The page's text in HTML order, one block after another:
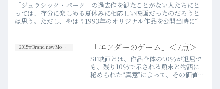
「ジュラシック・パーク」の過去作を観たことがない人たちにと
っては、存分に楽しめる夏休みに相応しい映画だったのだろうと
は思う。ただし、やはり1993年のオリジナル作品を公開当時に“驚
2015☆Brand new Movies 「エンダーのゲーム」＜7点＞
SF映画とは、作品全体の90％が退屈で
も、残り10％で示される顛末と物語に
秘められた“真意”によって、その価値を